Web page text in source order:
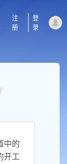
注
册
登
录
中的
开工